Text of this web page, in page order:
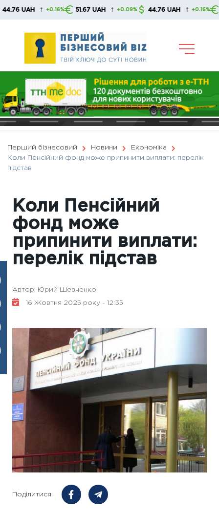
Skip
↑ +0.16% 51.67 UAH ↑ +0.09% 44.76 UAH ↑ +0.16% 51.67
Перший бізнесовий Новини
Економіка
Коли Пенсійний фонд може припинити виплати: перелік
підстав
Коли Пенсійний
фонд може
припинити виплати:
перелік підстав
Автор: Юрий Шевченко
16 Жовтня 2025 року - 12:35
Поділитися: